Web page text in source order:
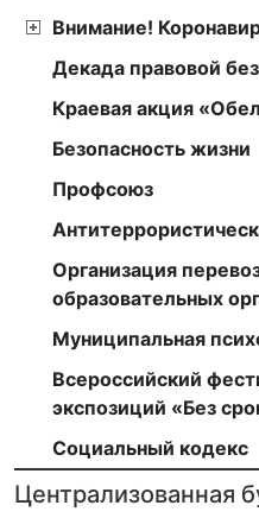
Внимание!
Декада правовой
Краевая акция
Безопасность жизни
Профсоюз
Организация
образовательных
Муниципальная
Всероссийский
экспозиций «Без
Социальный кодекс
Централизованная